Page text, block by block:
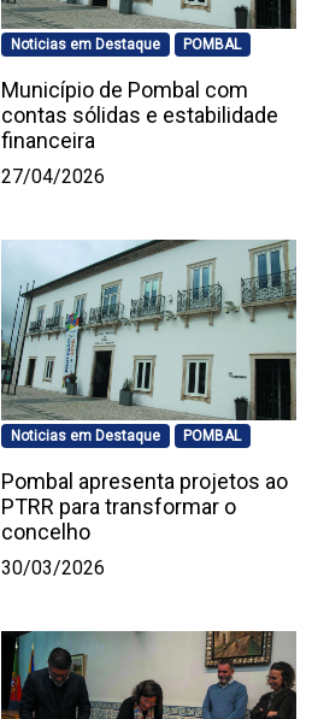
Noticias em Destaque POMBAL
Município de Pombal com
contas sólidas e estabilidade
financeira
27/04/2026
Noticias em Destaque POMBAL
Pombal apresenta projetos ao
PTRR para transformar o
concelho
30/03/2026